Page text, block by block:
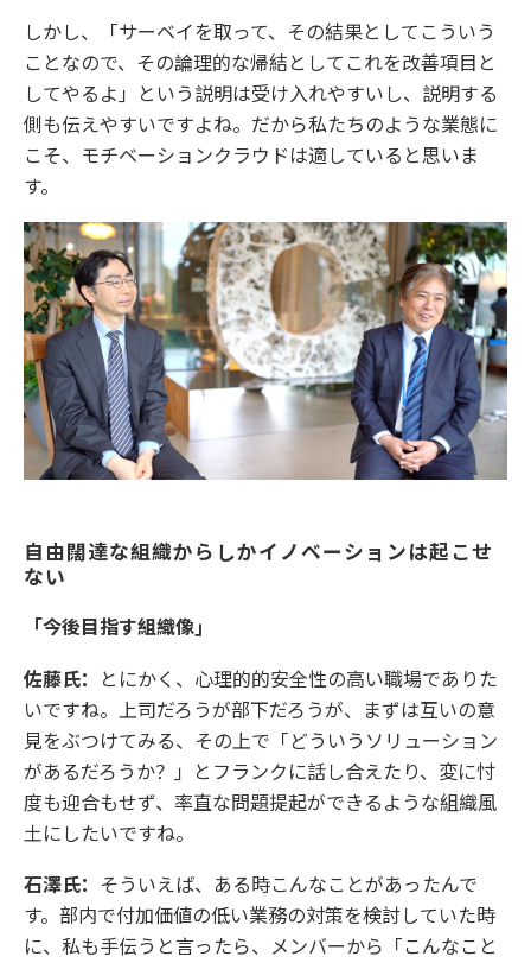
しかし、「サーベイを取って、その結果としてこういう
ことなので、その論理的な帰結としてこれを改善項目と
してやるよ」という説明は受け入れやすいし、説明する
側も伝えやすいですよね。だから私たちのような業態に
こそ、モチベーションクラウドは適していると思いま
す。
自由闊達な組織からしかイノベーションは起こせ
ない
「今後目指す組織像」
佐藤氏： とにかく、心理的的安全性の高い職場でありた
いですね。上司だろうが部下だろうが、まずは互いの意
見をぶつけてみる、その上で「どういうソリューション
があるだろうか？」とフランクに話し合えたり、変に忖
度も迎合もせず、率直な問題提起ができるような組織風
土にしたいですね。
石澤氏： そういえば、ある時こんなことがあったんで
す。部内で付加価値の低い業務の対策を検討していた時
に、私も手伝うと言ったら、メンバーから「こんなこと